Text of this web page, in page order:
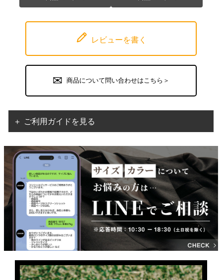
レビューを書く
商品について問い合わせはこちら＞
＋ ご利用ガイドを見る